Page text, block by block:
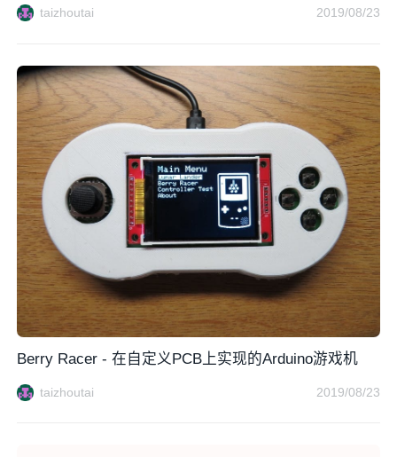
taizhoutai 2019/08/23
Berry Racer - 在自定义PCB上实现的Arduino游戏机
taizhoutai 2019/08/23